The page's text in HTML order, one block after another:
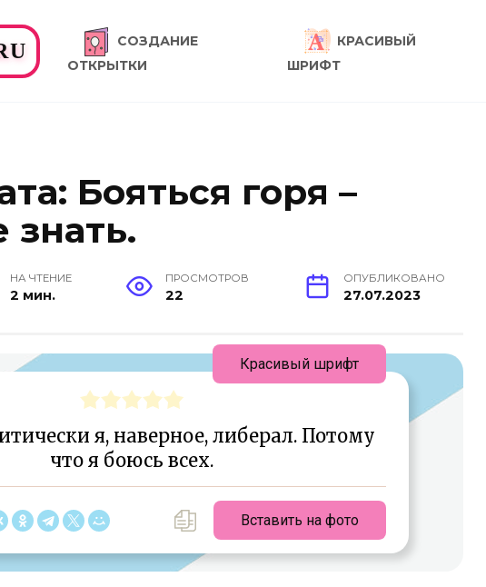
СОЗДАНИЕ
ОТКРЫТКИ
КРАСИВЫЙ
ШРИФТ
Бояться горя –
знать.
НА ЧТЕНИЕ
2 мин.
ПРОСМОТРОВ
22
ОПУБЛИКОВАНО
27.07.2023
я, наверное, либерал. Потому
что я боюсь всех.
Вставить на фото
Красивый шрифт